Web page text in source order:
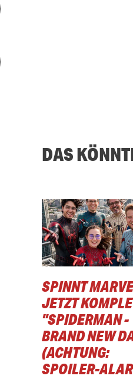
DAS
SPINNT
JETZT
"SPIDERMAN -
BRAND NEW
(ACHTUNG:
SPOILER-